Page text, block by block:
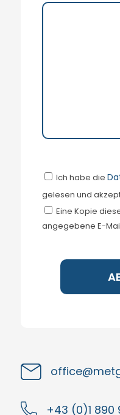
Ich habe die
gelesen und
Eine Kopie
angegebene E-
+43 (0)1 890